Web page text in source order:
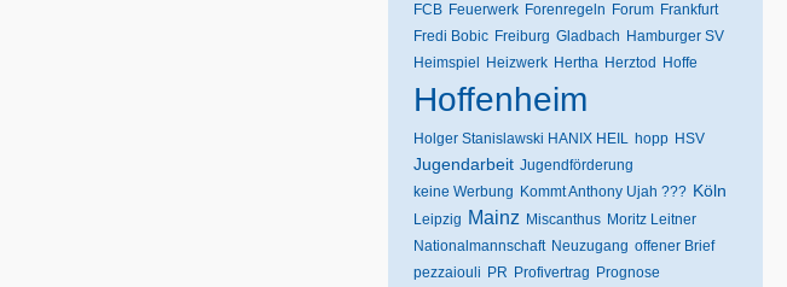
FCB Feuerwerk Forenregeln Forum Frankfurt
Fredi Bobic Freiburg Gladbach Hamburger SV
Heimspiel
Heizwerk Hertha Herztod Hoffe
Hoffenheim
Holger Stanislawski HANIX HEIL hopp HSV
Jugendarbeit Jugendförderung
keine Werbung Kommt Anthony Ujah ??? Köln
Leipzig Mainz Miscanthus Moritz Leitner
Nationalmannschaft Neuzugang offener Brief
pezzaiouli PR Profivertrag Prognose